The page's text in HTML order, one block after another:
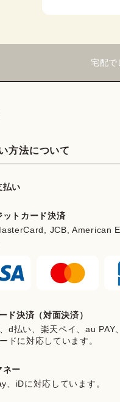
宅配で
方法について
払い
ットカード決済
JCB, American
ド決済（対面決済）
d払い、楽天ペイ、au
ドに対応しています。
ネー
、iDに対応しています。